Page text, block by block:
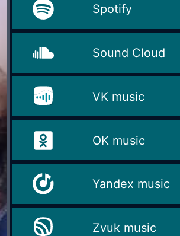
Spotify
Sound Cloud
VK music
OK music
Yandex music
Zvuk music